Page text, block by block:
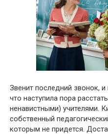
Звенит последний звонок,
что наступила пора
ненавистными) учителями.
собственный
которым не придется.